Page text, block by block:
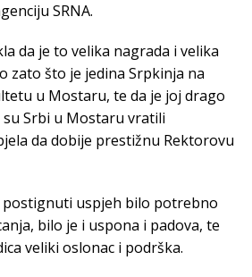
SRNA.
da je to velika nagrada i velika
zato što je jedina Srpkinja na
u Mostaru, te da je joj drago
Srbi u Mostaru vratili
da dobije prestižnu Rektorovu
postignuti uspjeh bilo potrebno
bilo je i uspona i padova, te
veliki oslonac i podrška.